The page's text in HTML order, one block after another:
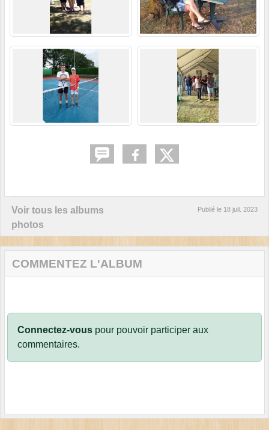
Voir tous les albums
photos
Publié le 18 juil. 2023
COMMENTEZ L'ALBUM
Connectez-vous pour pouvoir participer aux
commentaires.